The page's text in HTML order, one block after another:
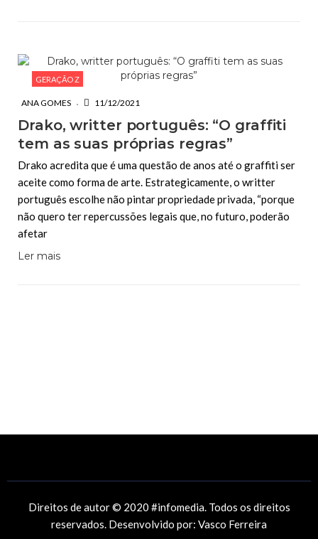
GERAÇÃO Z
ANA GOMES 11/12/2021
Drako, writter português: “O graffiti
tem as suas próprias regras”
Drako acredita que é uma questão de anos até o graffiti ser
aceite como forma de arte. Estrategicamente, o writter
português escolhe não pintar propriedade privada, “porque
não quero ter repercussões legais que, no futuro, poderão
afetar
Ler mais
Direitos de autor © 2020 #infomedia. Todos os direitos
reservados. Desenvolvido por: Vasco Ferreira